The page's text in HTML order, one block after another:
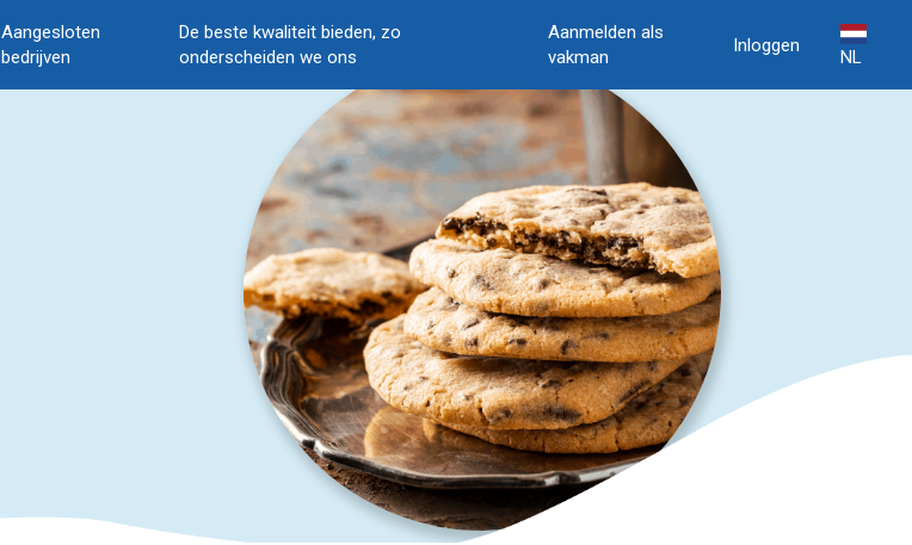
Aangesloten
bedrijven
De beste kwaliteit bieden, zo
onderscheiden we ons
Aanmelden als
vakman
Inloggen
NL